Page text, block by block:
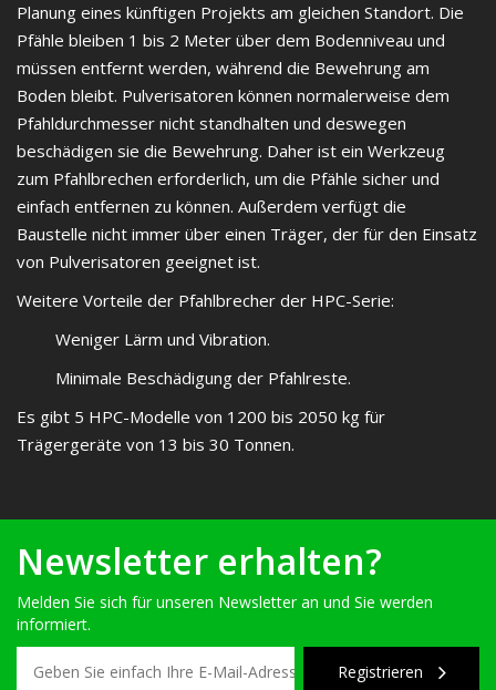
Planung eines künftigen Projekts am gleichen Standort. Die
Pfähle bleiben 1 bis 2 Meter über dem Bodenniveau und
müssen entfernt werden, während die Bewehrung am
Boden bleibt. Pulverisatoren können normalerweise dem
Pfahldurchmesser nicht standhalten und deswegen
beschädigen sie die Bewehrung. Daher ist ein Werkzeug
zum Pfahlbrechen erforderlich, um die Pfähle sicher und
einfach entfernen zu können. Außerdem verfügt die
Baustelle nicht immer über einen Träger, der für den Einsatz
von Pulverisatoren geeignet ist.
Weitere Vorteile der Pfahlbrecher der HPC-Serie:
Weniger Lärm und Vibration.
Minimale Beschädigung der Pfahlreste.
Es gibt 5 HPC-Modelle von 1200 bis 2050 kg für
Trägergeräte von 13 bis 30 Tonnen.
Newsletter erhalten?
Melden Sie sich für unseren Newsletter an und Sie werden
informiert.
Registrieren